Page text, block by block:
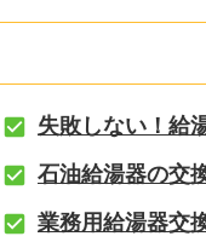
失敗しない！給
石油給湯器の交
業務用給湯器交